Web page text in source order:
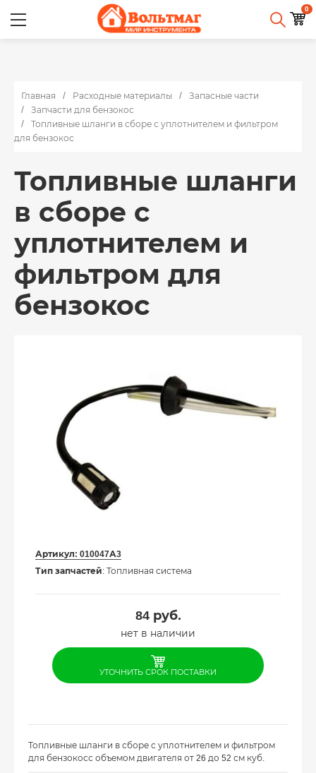
0
Главная Расходные материалы
Запасные части
Запчасти для бензокос
Топливные шланги в сборе с уплотнителем и фильтром
для бензокос
Топливные шланги
в сборе с
уплотнителем и
фильтром для
бензокос
Артикул: 010047А3
Тип запчастей: Топливная система
84руб.
нет в наличии
УТОЧНИТЬ СРОК ПОСТАВКИ
Топливные шланги в сборе с уплотнителем и фильтром
для бензокосс объемом двигателя от 26 до 52 см куб.